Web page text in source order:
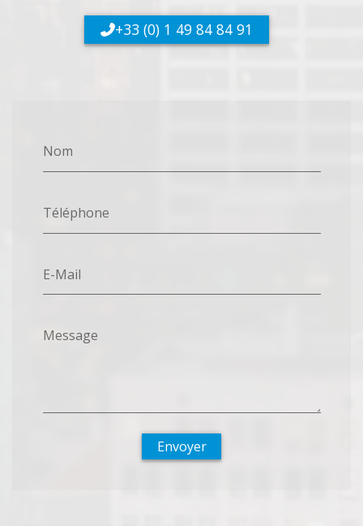
Nom
Téléphone
E-Mail
Message
Envoyer
+33 (0) 1 49 84 84 91